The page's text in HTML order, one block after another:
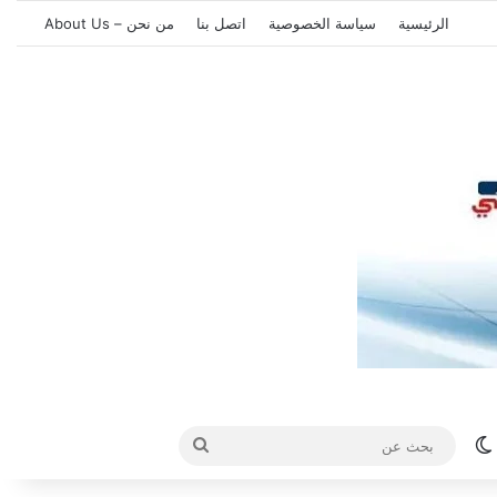
الرئيسية سياسة الخصوصية اتصل بنا من نحن – About Us
الوضع المظلم
بحث